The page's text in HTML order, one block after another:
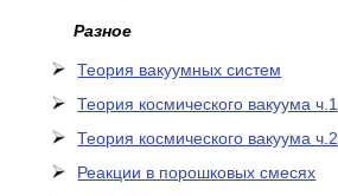
Разное
Теория вакуумных систем
Теория космического вакуума ч.1
Теория космического вакуума ч.2
Реакции в порошковых смесях